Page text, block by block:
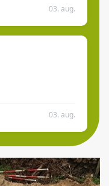
03. aug.
03. aug.